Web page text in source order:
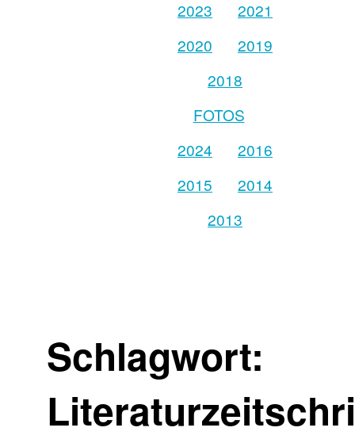
2023
2021
2020
2019
2018
FOTOS
2024
2016
2015
2014
2013
Schlagwort: